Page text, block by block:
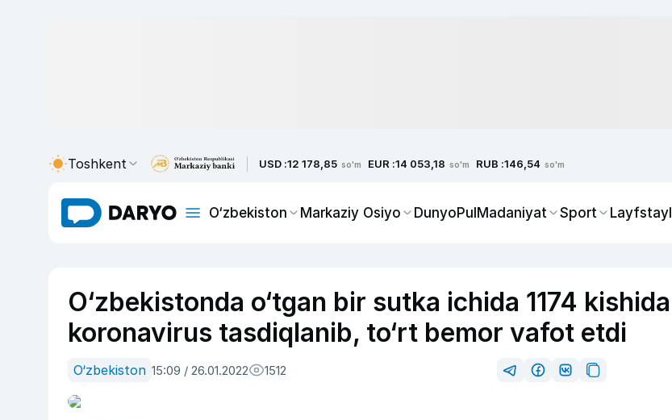
Toshkent USD :12 178,85 so'm EUR :14 053,18 so'm RUB :146,54 so'm
O‘zbekiston Markaziy Osiyo DunyoPulMadaniyat Sport Layfstayl
O‘zbekistonda o‘tgan bir sutka ichida 1174 kishida
koronavirus tasdiqlanib, to‘rt bemor vafot etdi
O‘zbekiston 15:09 / 26.01.2022 1512